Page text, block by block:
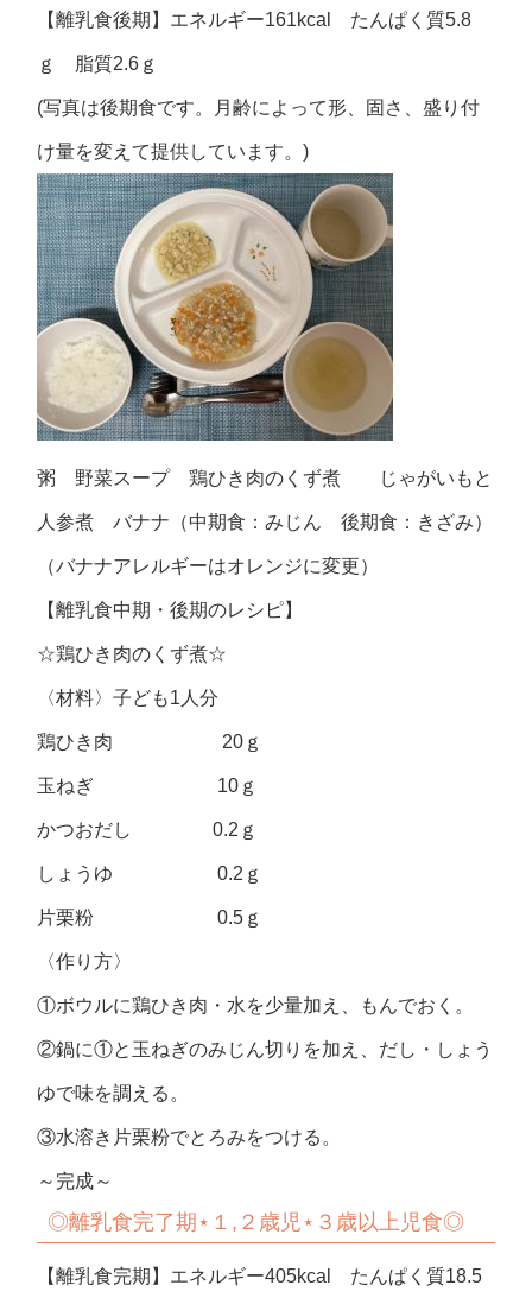
【離乳食後期】エネルギー161kcal たんぱく質5.8
ｇ 脂質2.6ｇ
(写真は後期食です。月齢によって形、固さ、盛り付
け量を変えて提供しています。)
粥 野菜スープ 鶏ひき肉のくず煮 じゃがいもと
人参煮 バナナ（中期食：みじん 後期食：きざみ）
（バナナアレルギーはオレンジに変更）
【離乳食中期・後期のレシピ】
☆鶏ひき肉のくず煮☆
〈材料〉子ども1人分
鶏ひき肉 20ｇ
玉ねぎ 10ｇ
かつおだし 0.2ｇ
しょうゆ 0.2ｇ
片栗粉 0.5ｇ
〈作り方〉
①ボウルに鶏ひき肉・水を少量加え、もんでおく。
②鍋に①と玉ねぎのみじん切りを加え、だし・しょう
ゆで味を調える。
③水溶き片栗粉でとろみをつける。
～完成～
◎離乳食完了期⋆ １ , ２歳児 ⋆ ３歳以上児食◎
【離乳食完期】エネルギー405kcal たんぱく質18.5